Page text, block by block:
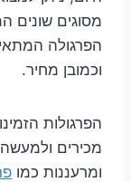
מסוגים
הפרגולה
וכמובן מחיר.
הפרגולות
מכירים
ומרעננות כמו